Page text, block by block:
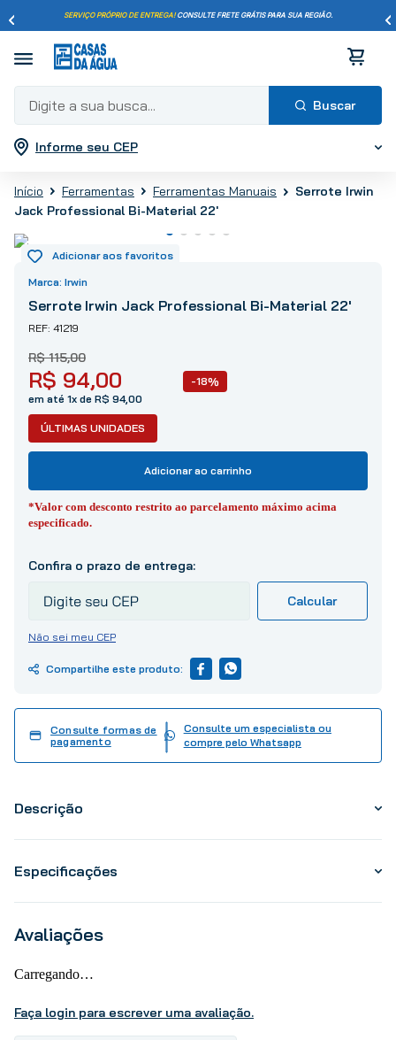
SERVIÇO PRÓPRIO DE ENTREGA!CONSULTE FRETE GRÁTIS PARA SUA REGIÃO.
Digite a sua busca...
Informe seu CEP
Ferramentas Ferramentas Manuais
Serrote Irwin
Jack Professional Bi-Material 22'
Irwin
Serrote Irwin Jack Professional Bi-Material 22'
41219
R$ 94,00
R$ 115,00
-18%
em até 1x de R$ 94,00
ÚLTIMAS UNIDADES
Adicionar ao carrinho
*Valor com desconto restrito ao parcelamento máximo acima
especificado.
Não sei meu CEP
Consulte formas de
pagamento
Consulte um especialista ou
compre pelo Whatsapp
Descrição
Especificações
Avaliações
Carregando…
Faça login para escrever uma avaliação.
Termos mais buscados
2 º
porcelanato
4
º
revestimento
5º
vaso sanitário
6º
chuveiro
7º
cimento
8 º
torneira
9º
telha
10º tinta